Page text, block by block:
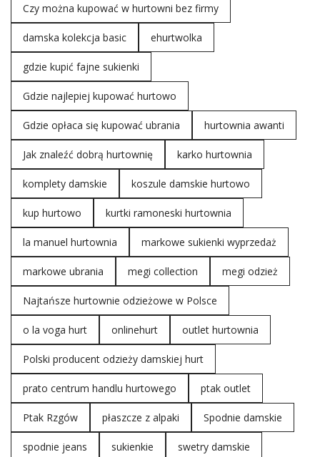
Czy można kupować w hurtowni bez firmy
damska kolekcja basic ehurtwolka
gdzie kupić fajne sukienki
Gdzie najlepiej kupować hurtowo
Gdzie opłaca się kupować ubrania hurtownia awanti
Jak znaleźć dobrą hurtownię karko hurtownia
komplety damskie koszule damskie hurtowo
kup hurtowo kurtki ramoneski hurtownia
la manuel hurtownia markowe sukienki wyprzedaż
markowe ubrania megi collection megi odzież
Najtańsze hurtownie odzieżowe w Polsce
o la voga hurt onlinehurt outlet hurtownia
Polski producent odzieży damskiej hurt
prato centrum handlu hurtowego ptak outlet
Ptak Rzgów płaszcze z alpaki Spodnie damskie
spodnie jeans sukienkie swetry damskie